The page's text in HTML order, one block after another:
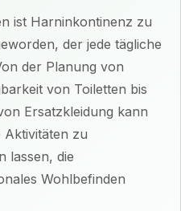
ist Harninkontinenz zu
der jede tägliche
der Planung von
von Toiletten bis
Ersatzkleidung kann
Aktivitäten zu
lassen, die
Wohlbefinden